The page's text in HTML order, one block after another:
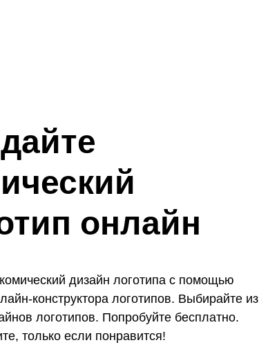
онлайн
дизайн логотипа с помощью
конструктора логотипов. Выбирайте из
логотипов. Попробуйте бесплатно.
только если понравится!